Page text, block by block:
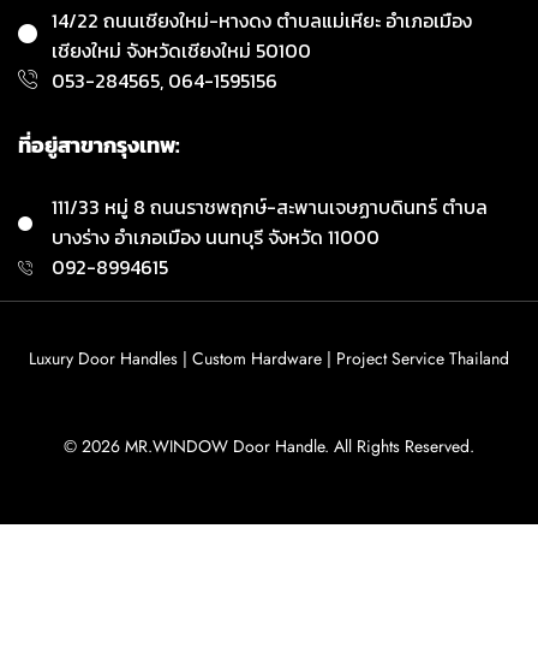
14/22 ถนนเชียงใหม่-หางดง ตำบลแม่เหียะ อำเภอเมือง
เชียงใหม่ จังหวัดเชียงใหม่ 50100
053-284565, 064-1595156
ที่อยู่สาขากรุงเทพ:
111/33 หมู่ 8 ถนนราชพฤกษ์-สะพานเจษฏาบดินทร์ ตำบล
บางร่าง อำเภอเมือง นนทบุรี จังหวัด 11000
092-8994615
© 2026 MR.WINDOW Door Handle. All Rights Reserved.
Luxury Door Handles | Custom Hardware | Project Service Thailand